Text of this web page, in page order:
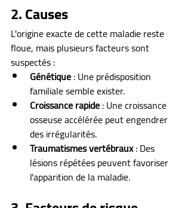
2. Causes
L'origine exacte de cette maladie reste
floue, mais plusieurs facteurs sont
suspectés :
Génétique : Une prédisposition
familiale semble exister.
Croissance rapide : Une croissance
osseuse accélérée peut engendrer
des irrégularités.
Traumatismes vertébraux : Des
lésions répétées peuvent favoriser
l'apparition de la maladie.